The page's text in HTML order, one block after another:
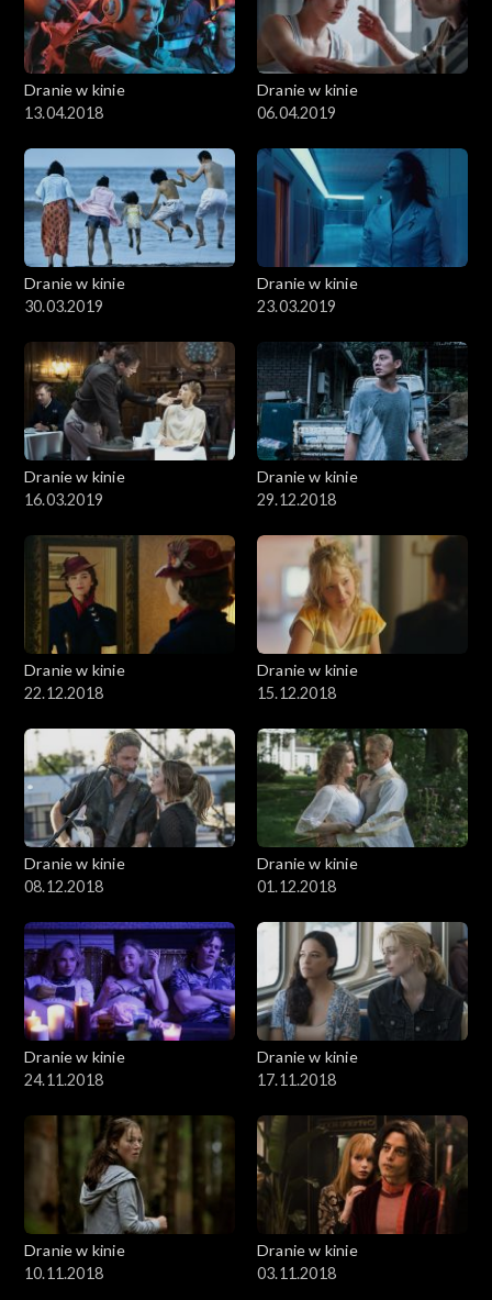
Dranie w kinie
13.04.2018
Dranie w kinie
06.04.2019
Dranie w kinie
30.03.2019
Dranie w kinie
23.03.2019
Dranie w kinie
16.03.2019
Dranie w kinie
29.12.2018
Dranie w kinie
22.12.2018
Dranie w kinie
15.12.2018
Dranie w kinie
08.12.2018
Dranie w kinie
01.12.2018
Dranie w kinie
24.11.2018
Dranie w kinie
17.11.2018
Dranie w kinie
10.11.2018
Dranie w kinie
03.11.2018